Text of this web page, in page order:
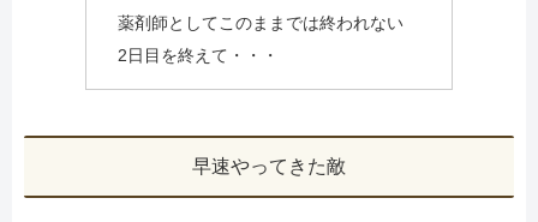
薬剤師としてこのままでは終われない
2日目を終えて・・・
早速やってきた敵